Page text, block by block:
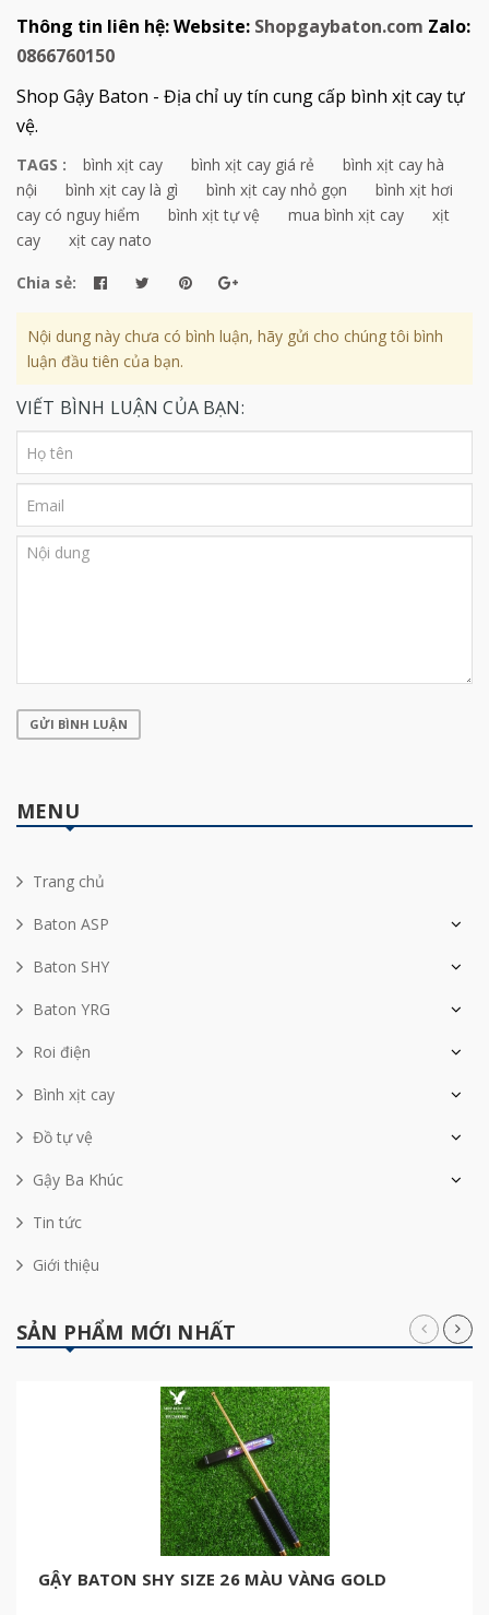
Thông tin liên hệ: Website: Shopgaybaton.com Zalo:
0866760150
Shop Gậy Baton - Địa chỉ uy tín cung cấp bình xịt cay tự
vệ.
TAGS : bình xịt cay bình xịt cay giá rẻ
bình xịt cay hà
nội
bình xịt cay là gì bình xịt cay nhỏ gọn
bình xịt hơi
cay có nguy hiểm
bình xịt tự vệ mua bình xịt cay
xịt
cay
xịt cay nato
Chia sẻ:
Nội dung này chưa có bình luận, hãy gửi cho chúng tôi bình
luận đầu tiên của bạn.
VIẾT BÌNH LUẬN CỦA BẠN:
GỬI BÌNH LUẬN
MENU
Trang chủ
Baton ASP
Baton SHY
Baton YRG
Roi điện
Bình xịt cay
Đồ tự vệ
Gậy Ba Khúc
Tin tức
Giới thiệu
SẢN PHẨM MỚI NHẤT
GẬY BATON SHY SIZE 26 MÀU VÀNG GOLD